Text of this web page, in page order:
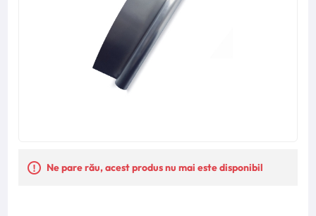
Ne pare rău, acest produs nu mai este disponibil